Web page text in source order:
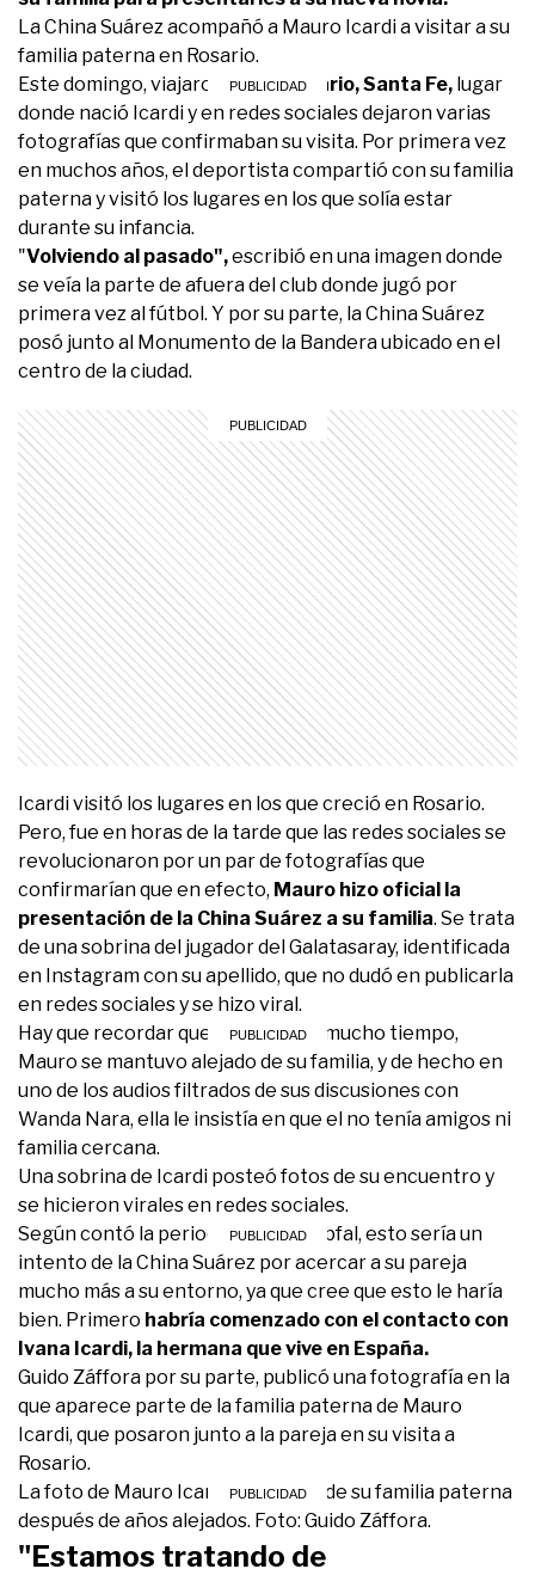
La China Suárez acompañó a Mauro Icardi a visitar a su
familia paterna en Rosario.
Este domingo, viajaron hastaRosario, Santa Fe, lugar
donde nació Icardi y en redes sociales dejaron varias
fotografías que confirmaban su visita. Por primera vez
en muchos años, el deportista compartió con su familia
paterna y visitó los lugares en los que solía estar
durante su infancia.
"Volviendo al pasado",escribió en una imagen donde
se veía la parte de afuera del club donde jugó por
primera vez al fútbol. Y por su parte, la China Suárez
posó junto al Monumento de la Bandera ubicado en el
centro de la ciudad.
Icardi visitó los lugares en los que creció en Rosario.
Pero, fue en horas de la tarde que las redes sociales se
revolucionaron por un par de fotografías que
confirmarían que en efecto, Mauro hizo oficial la
presentación de la China Suárez a su familia. Se trata
de una sobrina del jugador del Galatasaray, identificada
en Instagram con su apellido, que no dudó en publicarla
en redes sociales y se hizo viral.
Hay que recordar que desee hace mucho tiempo,
Mauro se mantuvo alejado de su familia, y de hecho en
uno de los audios filtrados de sus discusiones con
Wanda Nara, ella le insistía en que el no tenía amigos ni
familia cercana.
Una sobrina de Icardi posteó fotos de su encuentro y
se hicieron virales en redes sociales.
Según contó la periodista Laura Ubfal, esto sería un
intento de la China Suárez por acercar a su pareja
mucho más a su entorno, ya que cree que esto le haría
bien. Primero habría comenzado con el contacto con
Ivana Icardi, la hermana que vive en España.
Guido Záffora por su parte, publicó una fotografía en la
que aparece parte de la familia paterna de Mauro
Icardi, que posaron junto a la pareja en su visita a
Rosario.
La foto de Mauro Icardi con parte de su familia paterna
después de años alejados. Foto: Guido Záffora.
"Estamos tratando de